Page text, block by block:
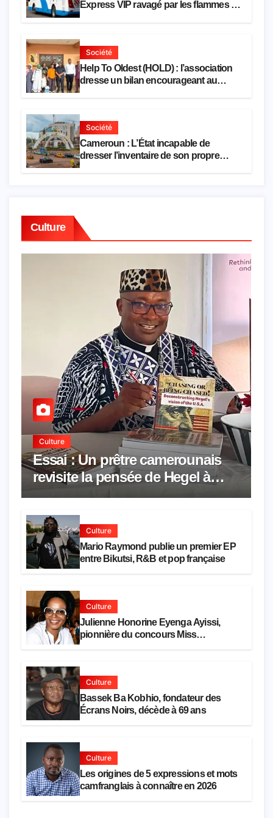
Express VIP ravagé par les flammes à
Société
Help To Oldest (HOLD) : l’association
dresse un bilan encourageant au
Société
Cameroun : L’État incapable de
dresser l’inventaire de son propre
Culture
Culture
Essai : Un prêtre camerounais
revisite la pensée de Hegel à
travers le rêve américain
Culture
Mario Raymond publie un premier EP
entre Bikutsi, R&B et pop française
Culture
Julienne Honorine Eyenga Ayissi,
pionnière du concours Miss
Culture
Bassek Ba Kobhio, fondateur des
Écrans Noirs, décède à 69 ans
Culture
Les origines de 5 expressions et mots
camfranglais à connaître en 2026